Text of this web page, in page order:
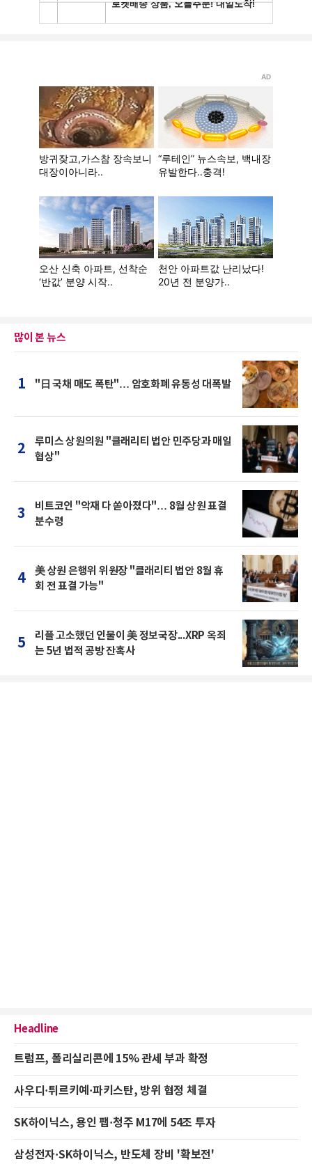
많이 본 뉴스
1 "日 국채 매도 폭탄"… 암호화폐 유동성 대폭발
2
루미스 상원의원 "클래리티 법안 민주당과 매일
협상"
3
비트코인 "악재 다 쏟아졌다"… 8월 상원 표결
분수령
4
美 상원 은행위 위원장 "클래리티 법안 8월 휴
회 전 표결 가능"
5
리플 고소했던 인물이 美 정보국장...XRP 옥죄
는 5년 법적 공방 잔혹사
Headline
트럼프, 폴리실리콘에 15% 관세 부과 확정
사우디·튀르키예·파키스탄, 방위 협정 체결
SK하이닉스, 용인 팹·청주 M17에 54조 투자
삼성전자·SK하이닉스, 반도체 장비 '확보전'